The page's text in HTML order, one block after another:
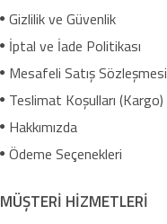
Gizlilik ve Güvenlik
İptal ve İade Politikası
Mesafeli Satış Sözleşmesi
Teslimat Koşulları (Kargo)
Hakkımızda
Ödeme Seçenekleri
MÜŞTERİ HİZMETLERİ